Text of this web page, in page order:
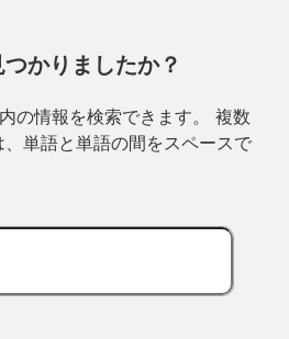
かりましたか？
の情報を検索できます。 複数
単語と単語の間をスペースで